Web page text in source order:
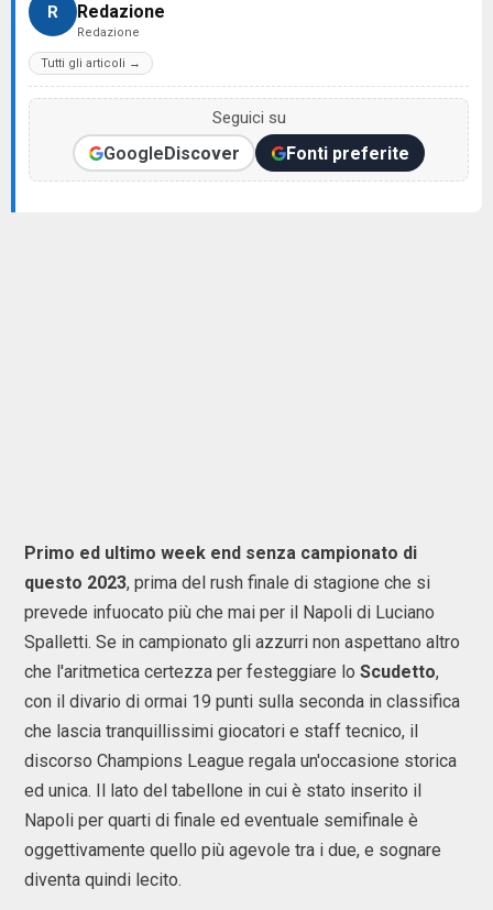
R Redazione
Redazione
Tutti gli articoli →
Seguici su
GoogleDiscover Fonti preferite
Primo ed ultimo week end senza campionato di
questo 2023, prima del rush finale di stagione che si
prevede infuocato più che mai per il Napoli di Luciano
Spalletti. Se in campionato gli azzurri non aspettano altro
che l'aritmetica certezza per festeggiare lo Scudetto,
con il divario di ormai 19 punti sulla seconda in classifica
che lascia tranquillissimi giocatori e staff tecnico, il
discorso Champions League regala un'occasione storica
ed unica. Il lato del tabellone in cui è stato inserito il
Napoli per quarti di finale ed eventuale semifinale è
oggettivamente quello più agevole tra i due, e sognare
diventa quindi lecito.